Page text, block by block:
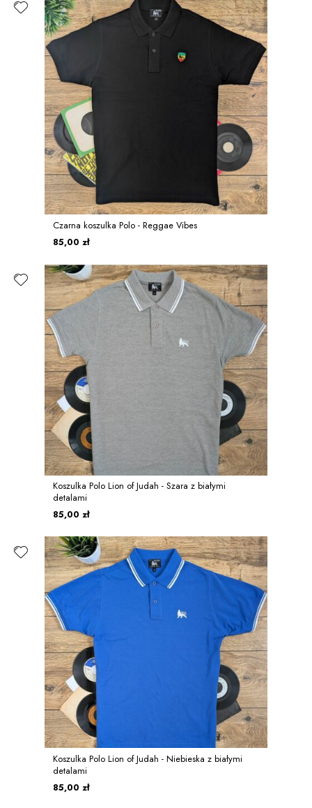
Czarna koszulka Polo - Reggae Vibes
85,00 zł
Koszulka Polo Lion of Judah - Szara z białymi
detalami
85,00 zł
Koszulka Polo Lion of Judah - Niebieska z białymi
detalami
85,00 zł